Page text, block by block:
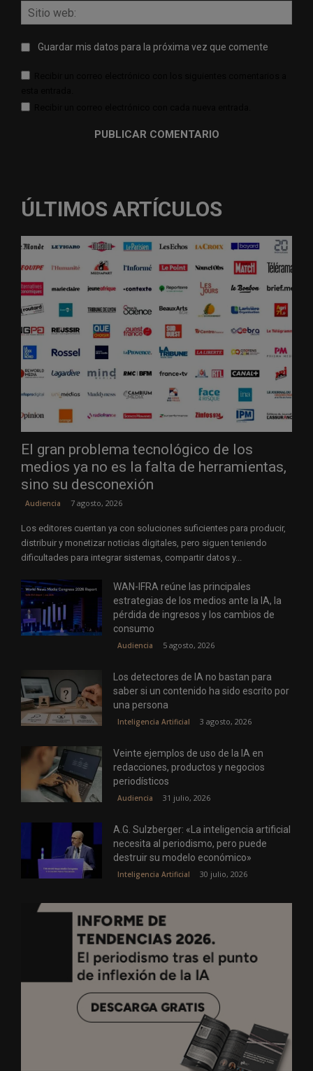
web:
Guardar mis datos para la próxima vez que comente
ÚLTIMOS ARTÍCULOS
El gran problema tecnológico de los
medios ya no es la falta de herramientas,
sino su desconexión
Audiencia 7 agosto, 2026
Los editores cuentan ya con soluciones suficientes para producir,
distribuir y monetizar noticias digitales, pero siguen teniendo
dificultades para integrar sistemas, compartir datos y...
WAN-IFRA reúne las principales
estrategias de los medios ante la IA, la
pérdida de ingresos y los cambios de
consumo
Audiencia 5 agosto, 2026
Los detectores de IA no bastan para
saber si un contenido ha sido escrito por
una persona
Inteligencia Artificial 3 agosto, 2026
Veinte ejemplos de uso de la IA en
redacciones, productos y negocios
periodísticos
Audiencia 31 julio, 2026
A.G. Sulzberger: «La inteligencia artificial
necesita al periodismo, pero puede
destruir su modelo económico»
Inteligencia Artificial 30 julio, 2026